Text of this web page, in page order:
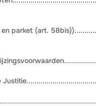
parket (art.